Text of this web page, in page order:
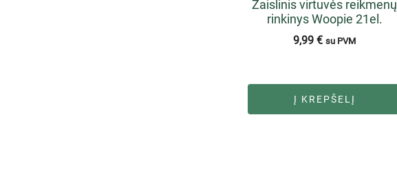
Žaislinis virtuvės reikmenų
rinkinys Woopie 21el.
9,99€ su PVM
Į KREPŠELĮ